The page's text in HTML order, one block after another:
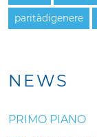
NEWS
PRIMO PIANO
paritàdigenere